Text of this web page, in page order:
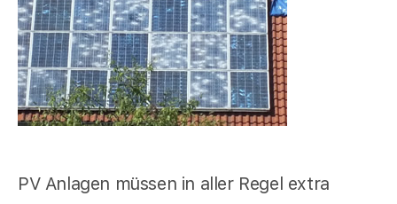
PV Anlagen müssen in aller Regel extra